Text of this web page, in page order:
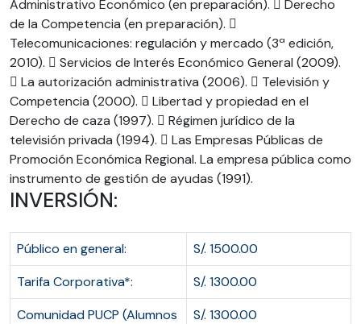
Administrativo Económico (en preparación).  Derecho
de la Competencia (en preparación). 
Telecomunicaciones: regulación y mercado (3ª edición,
2010).  Servicios de Interés Económico General (2009).
 La autorización administrativa (2006).  Televisión y
Competencia (2000).  Libertad y propiedad en el
Derecho de caza (1997).  Régimen jurídico de la
televisión privada (1994).  Las Empresas Públicas de
Promoción Económica Regional. La empresa pública como
instrumento de gestión de ayudas (1991).
INVERSIÓN:
Público en general:
S/. 1500.00
Tarifa Corporativa*:
S/. 1300.00
Comunidad PUCP (Alumnos
S/. 1300.00